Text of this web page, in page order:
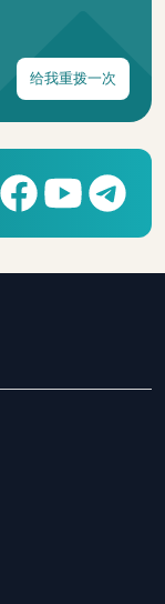
给我重拨一次